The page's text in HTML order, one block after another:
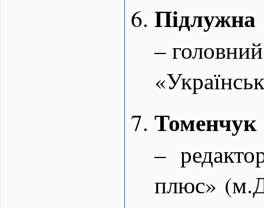
–
–
плюс»